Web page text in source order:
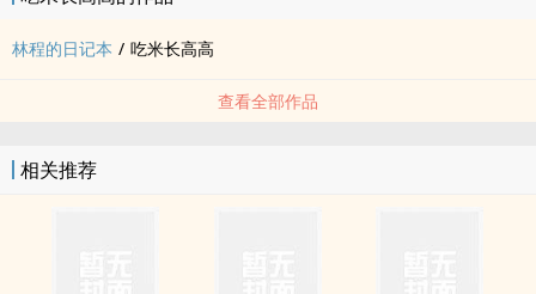
林程的日记本 / 吃米长高高
查看全部作品
相关推荐